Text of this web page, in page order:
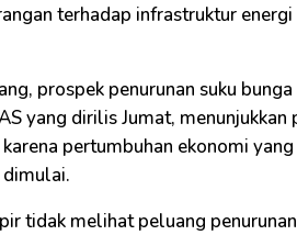
terhadap infrastruktur
prospek penurunan suku
yang dirilis Jumat,
pertumbuhan ekonomi
tidak melihat peluang